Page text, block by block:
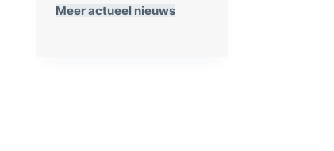
Meer actueel nieuws